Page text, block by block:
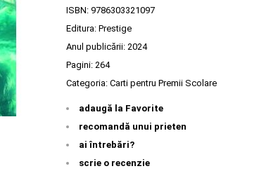
ISBN: 9786303321097
Editura: Prestige
Anul publicării: 2024
Pagini: 264
Categoria: Carti pentru Premii Scolare
adaugă la Favorite
recomandă unui prieten
ai întrebări?
scrie o recenzie